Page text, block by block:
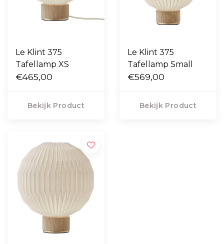
Le Klint 375
Tafellamp XS
€465,00
Bekijk Product
Le Klint 375
Tafellamp Small
€569,00
Bekijk Product